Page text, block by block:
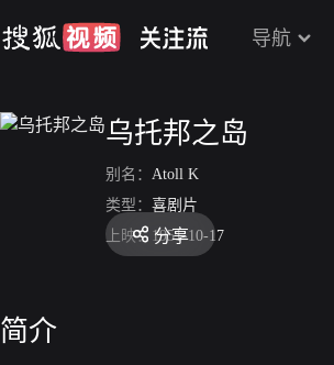
导航
乌托邦之岛
别名： Atoll K
类型： 喜剧片
上映： 1951-10-17
分享
简介